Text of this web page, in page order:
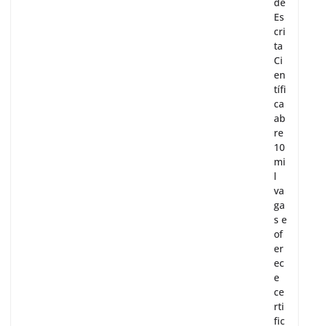
Es
cri
ta
Ci
en
tífi
ca
ab
re
10
mi
l
va
ga
s e
of
er
ec
e
ce
rti
fic